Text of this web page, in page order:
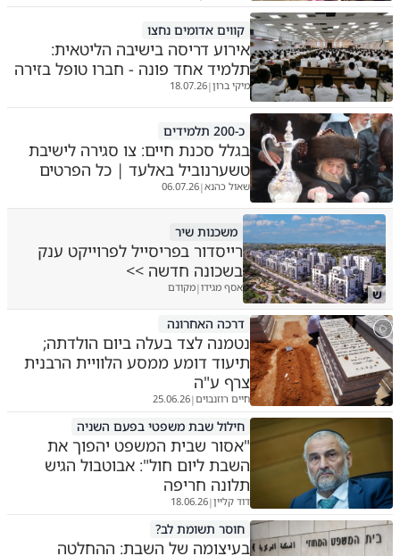
קווים אדומים נחצו
אירוע דריסה בישיבה הליטאית:
תלמיד אחד פונה - חברו טופל בזירה
מיקי ברון|
18.07.26
כ-200 תלמידים
בגלל סכנת חיים: צו סגירה לישיבת
טשערנוביל באלעד | כל הפרטים
שאול כהנא|
06.07.26
ש
משכנות שיר
רייסדור בפריסייל לפרוייקט ענק
בשכונה חדשה >>
אסף מגידו|מקודם
דרכה האחרונה
נטמנה לצד בעלה ביום הולדתה;
תיעוד דומע ממסע הלוויית הרבנית
צרף ע"ה
חיים רוזנבוים|
25.06.26
חילול שבת משפטי בפעם השניה
"אסור שבית המשפט יהפוך את
השבת ליום חול": אבוטבול הגיש
תלונה חריפה
דוד קליין|
18.06.26
חוסר תשומת לב?
בעיצומה של השבת: ההחלטה